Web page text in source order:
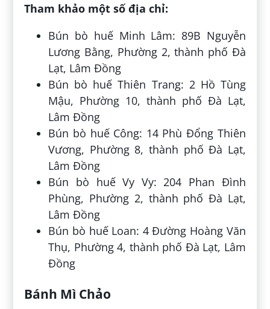
Tham khảo một số địa chỉ:
Bún bò huế Minh Lâm: 89B Nguyễn
Lương Bằng, Phường 2, thành phố Đà
Lạt, Lâm Đồng
Bún bò huế Thiên Trang: 2 Hồ Tùng
Mậu, Phường 10, thành phố Đà Lạt,
Lâm Đồng
Bún bò huế Công: 14 Phù Đổng Thiên
Vương, Phường 8, thành phố Đà Lạt,
Lâm Đồng
Bún bò huế Vy Vy: 204 Phan Đình
Phùng, Phường 2, thành phố Đà Lạt,
Lâm Đồng
Bún bò huế Loan: 4 Đường Hoàng Văn
Thụ, Phường 4, thành phố Đà Lạt, Lâm
Đồng
Bánh Mì Chảo